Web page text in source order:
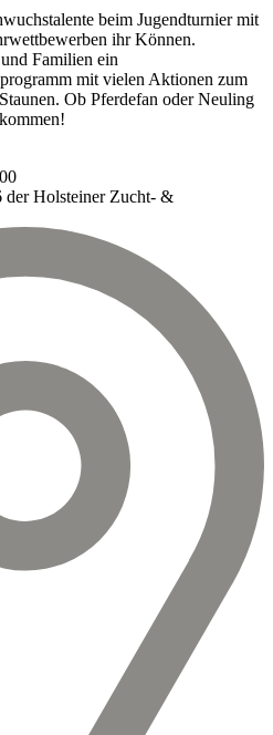
beim Jugendturnier mit
ihr Können.
Familien ein
mit vielen Aktionen zum
Ob Pferdefan oder Neuling
der Holsteiner Zucht- &